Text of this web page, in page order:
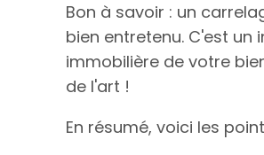
Bon à savoir : un
bien entretenu. C'est un
immobilière de votre
de l'art !
En résumé, voici les